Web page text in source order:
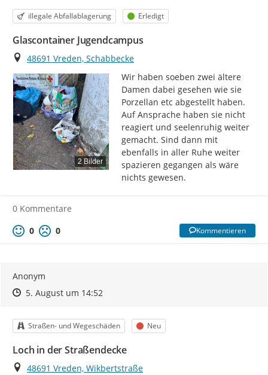
Kategorie
illegale Abfallablagerung Status
Erledigt
Glascontainer Jugendcampus
Ort
48691 Vreden, Schabbecke
2 Bilder
Wir haben soeben zwei ältere
Damen dabei gesehen wie sie
Porzellan etc abgestellt haben.
Auf Ansprache haben sie nicht
reagiert und seelenruhig weiter
gemacht. Sind dann mit
ebenfalls in aller Ruhe weiter
spazieren gegangen als wäre
nichts gewesen.
0 Kommentare
0
0 Kommentieren
Anonym
Zeitpunkt des Erstellens
Zeitpunkt des Erstellens
5. August um 14:52Zur Äußerung
Kategorie
Straßen- und Wegeschäden Status
Neu
Loch in der Straßendecke
Ort
48691 Vreden, Wikbertstraße